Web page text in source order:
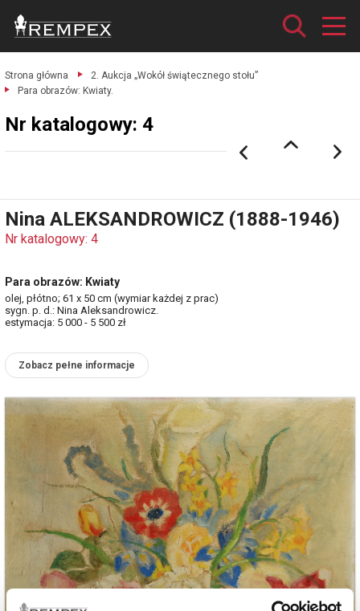
Strona główna
2. Aukcja „Wokół świątecznego stołu”
Para obrazów: Kwiaty.
Nr katalogowy: 4
Nina ALEKSANDROWICZ (1888-1946)
Nr katalogowy: 4
Para obrazów: Kwiaty
olej, płótno; 61 x 50 cm (wymiar każdej z prac)
sygn. p. d.: Nina Aleksandrowicz.
estymacja: 5 000 - 5 500 zł
Zobacz pełne informacje